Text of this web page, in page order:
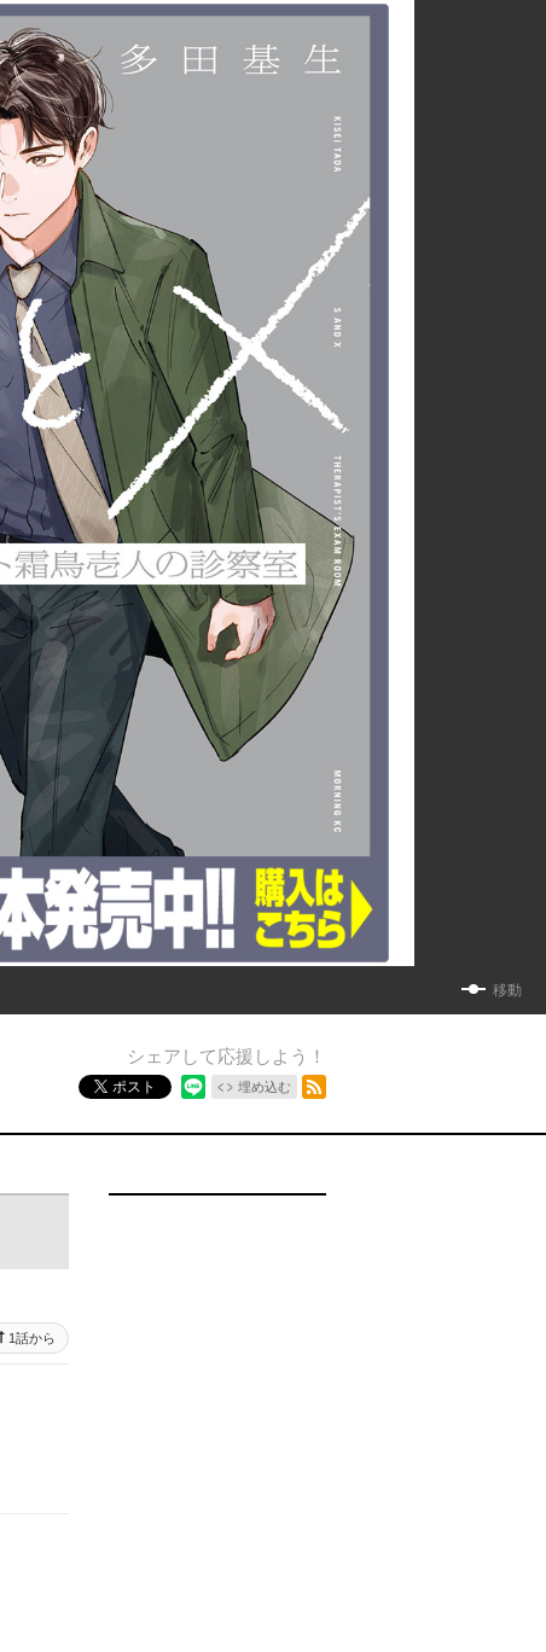
移動
シェアして応援しよう！
ポスト 埋め込む
1話から